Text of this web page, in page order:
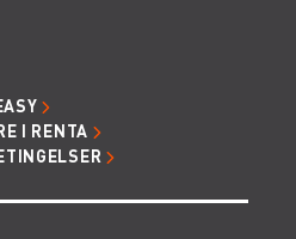
I RENTA